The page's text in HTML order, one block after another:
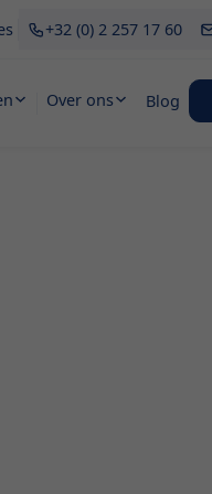
+32 (0) 2 257 17 60
Over ons Blog